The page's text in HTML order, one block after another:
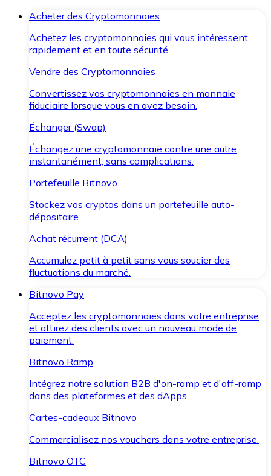
Acheter des Cryptomonnaies
Achetez les cryptomonnaies qui vous intéressent
rapidement et en toute sécurité.
Vendre des Cryptomonnaies
Convertissez vos cryptomonnaies en monnaie
fiduciaire lorsque vous en avez besoin.
Échanger (Swap)
Échangez une cryptomonnaie contre une autre
instantanément, sans complications.
Portefeuille Bitnovo
Stockez vos cryptos dans un portefeuille auto-
dépositaire.
Achat récurrent (DCA)
Accumulez petit à petit sans vous soucier des
fluctuations du marché.
Bitnovo Pay
Acceptez les cryptomonnaies dans votre entreprise
et attirez des clients avec un nouveau mode de
paiement.
Bitnovo Ramp
Intégrez notre solution B2B d'on-ramp et d'off-ramp
dans des plateformes et des dApps.
Cartes-cadeaux Bitnovo
Commercialisez nos vouchers dans votre entreprise.
Bitnovo OTC